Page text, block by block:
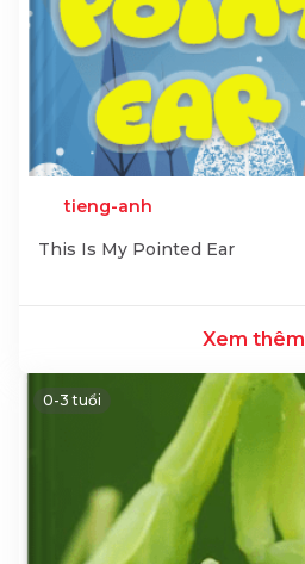
tieng-anh
This Is My Pointed Ear
Xem thêm
0-3 tuổi